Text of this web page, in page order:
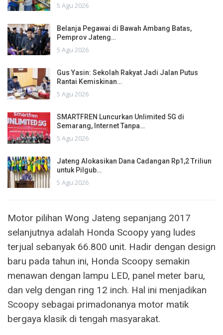
5 Agu 2026
Belanja Pegawai di Bawah Ambang Batas,
Pemprov Jateng…
5 Agu 2026
Gus Yasin: Sekolah Rakyat Jadi Jalan Putus
Rantai Kemiskinan…
5 Agu 2026
SMARTFREN Luncurkan Unlimited 5G di
Semarang, Internet Tanpa…
5 Agu 2026
Jateng Alokasikan Dana Cadangan Rp1,2 Triliun
untuk Pilgub…
5 Agu 2026
Motor pilihan Wong Jateng sepanjang 2017
selanjutnya adalah Honda Scoopy yang ludes
terjual sebanyak 66.800 unit. Hadir dengan design
baru pada tahun ini, Honda Scoopy semakin
menawan dengan lampu LED, panel meter baru,
dan velg dengan ring 12 inch. Hal ini menjadikan
Scoopy sebagai primadonanya motor matik
bergaya klasik di tengah masyarakat.